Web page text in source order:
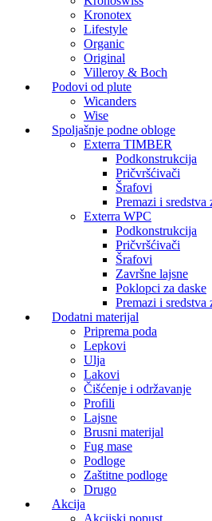
Kronotex
Lifestyle
Organic
Original
Villeroy & Boch
Podovi od plute
Wicanders
Wise
Spoljašnje podne obloge
Exterra TIMBER
Podkonstrukcija
Pričvršćivači
Šrafovi
Premazi i sredstva
Exterra WPC
Podkonstrukcija
Pričvršćivači
Šrafovi
Završne lajsne
Poklopci za daske
Premazi i sredstva
Dodatni materijal
Priprema poda
Lepkovi
Ulja
Lakovi
Čišćenje i održavanje
Profili
Lajsne
Brusni materijal
Fug mase
Podloge
Zaštitne podloge
Drugo
Akcija
Akcijski popust